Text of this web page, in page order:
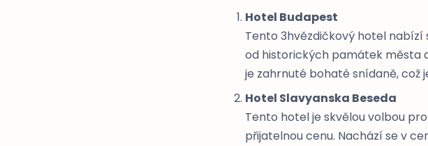
Hotel Budapest
Tento 3hvězdičkový hotel nabízí
od historických památek města
je zahrnuté bohaté snídaně, což
Hotel Slavyanska Beseda
Tento hotel je skvělou volbou
přijatelnou cenu. Nachází se v